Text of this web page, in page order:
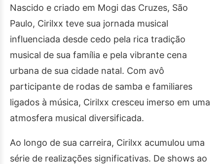
Nascido e criado em Mogi das Cruzes, São
Paulo, Cirilxx teve sua jornada musical
influenciada desde cedo pela rica tradição
musical de sua família e pela vibrante cena
urbana de sua cidade natal. Com avô
participante de rodas de samba e familiares
ligados à música, Cirilxx cresceu imerso em uma
atmosfera musical diversificada.
Ao longo de sua carreira, Cirilxx acumulou uma
série de realizações significativas. De shows ao